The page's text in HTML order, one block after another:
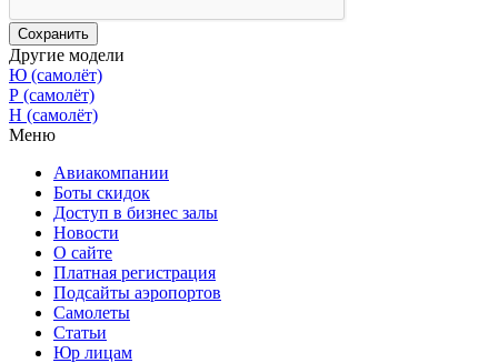
Другие модели
Ю (самолёт)
Р (самолёт)
Н (самолёт)
Меню
Авиакомпании
Боты скидок
Доступ в бизнес залы
Новости
О сайте
Платная регистрация
Подсайты аэропортов
Самолеты
Статьи
Юр лицам